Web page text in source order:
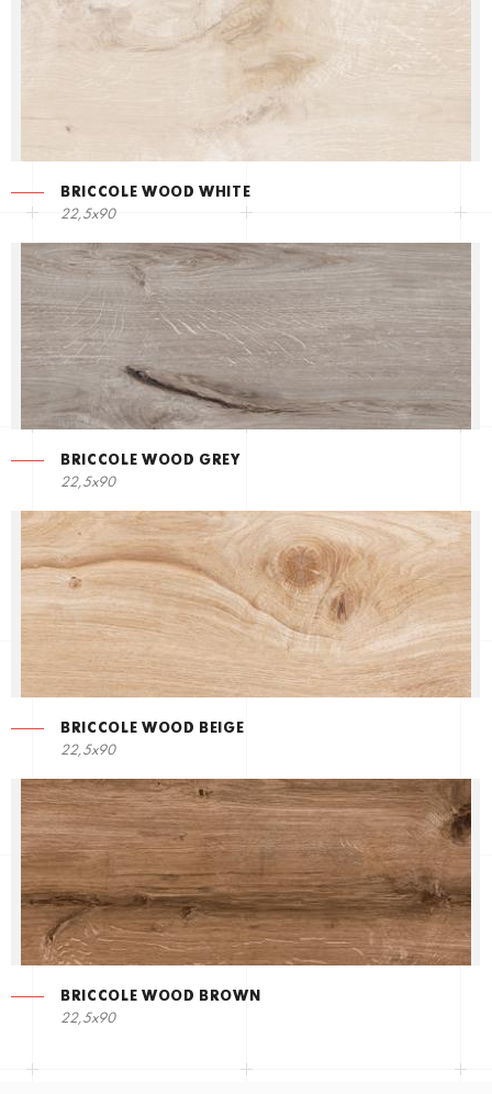
BRICCOLE WOOD WHITE
22,5х90
BRICCOLE WOOD GREY
22,5х90
BRICCOLE WOOD BEIGE
22,5х90
BRICCOLE WOOD BROWN
22,5х90